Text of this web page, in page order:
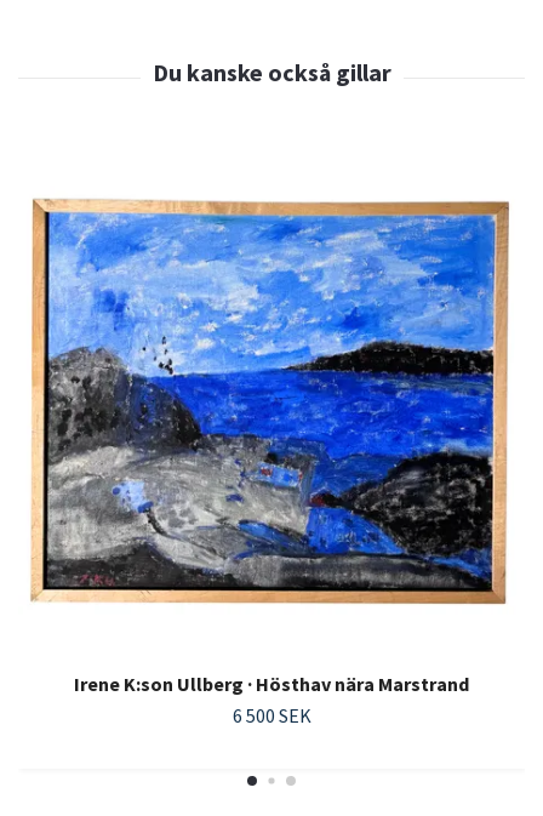
Irene K:son Ullberg · Hösthav nära Marstrand
6 500 SEK